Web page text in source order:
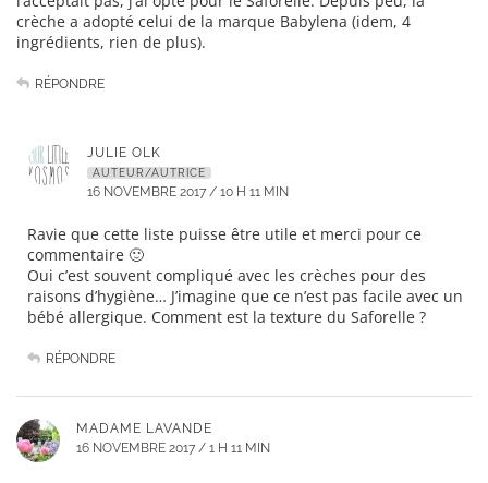
crèche a adopté celui de la marque Babylena (idem, 4
ingrédients, rien de plus).
RÉPONDRE
JULIE OLK
AUTEUR/AUTRICE
16 NOVEMBRE 2017 / 10 H 11 MIN
Ravie que cette liste puisse être utile et merci pour ce
commentaire 🙂
Oui c’est souvent compliqué avec les crèches pour des
raisons d’hygiène… J’imagine que ce n’est pas facile avec un
bébé allergique. Comment est la texture du Saforelle ?
RÉPONDRE
MADAME LAVANDE
16 NOVEMBRE 2017 / 1 H 11 MIN